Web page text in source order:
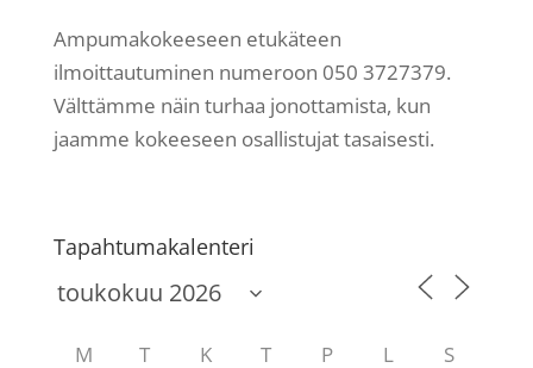
Ampumakokeeseen etukäteen
ilmoittautuminen numeroon 050 3727379.
Välttämme näin turhaa jonottamista, kun
jaamme kokeeseen osallistujat tasaisesti.
Tapahtumakalenteri
M T K T P L S